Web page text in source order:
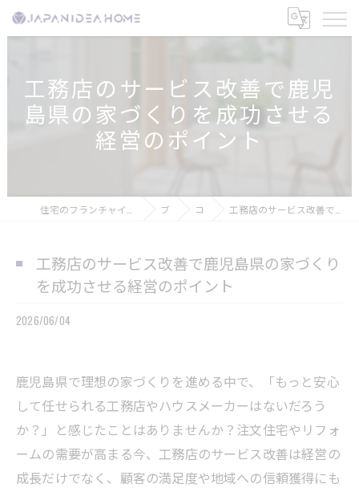
工務店のサービス改善で鹿児
島県の家づくりを成功させる
経営のポイント
ブログ コラム 工務店のサービス改善で鹿児島県の家づくりを成功させる経営のポイント
工務店のサービス改善で鹿児島県の家づくり
を成功させる経営のポイント
2026/06/04
鹿児島県で理想の家づくりを進める中で、「もっと安心
して任せられる工務店やハウスメーカーはないだろう
か？」と感じたことはありませんか？注文住宅やリフォ
ームの需要が高まる今、工務店のサービス改善は経営の
成長だけでなく、顧客の満足度や地域への信頼獲得にも